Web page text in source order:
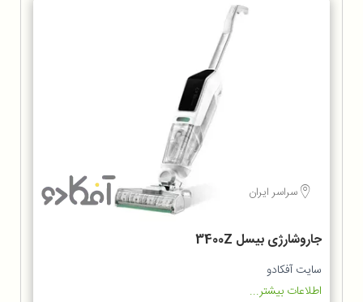
سراسر ایران
جاروشارژی بیسل 3400Z
سایت آفکادو
اطلاعات بیشتر...